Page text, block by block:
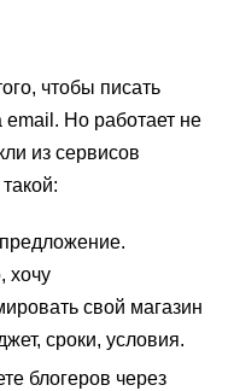
чтобы писать
Но работает не
из сервисов
хочу
свой магазин
сроки, условия.
блогеров через